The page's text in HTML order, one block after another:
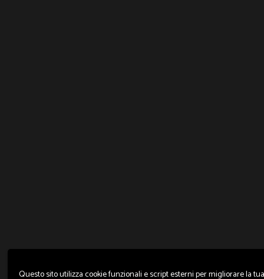
Questo sito utilizza cookie funzionali e script esterni per migliorare la